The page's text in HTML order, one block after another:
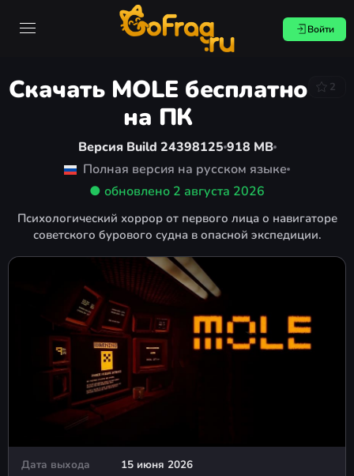
Войти
Скачать MOLE бесплатно
на ПК
2
Версия Build 24398125 918 MB
Полная версия на русском языке
● обновлено 2 августа 2026
Психологический хоррор от первого лица о навигаторе
советского бурового судна в опасной экспедиции.
Дата выхода
15 июня 2026